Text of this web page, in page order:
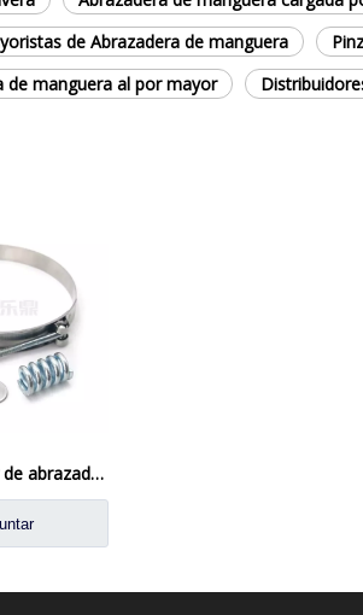
de Abrazadera de manguera
de manguera al por mayor
Servicio estándar de abrazadera cargada de resorte T-perno con un pequeño resorte